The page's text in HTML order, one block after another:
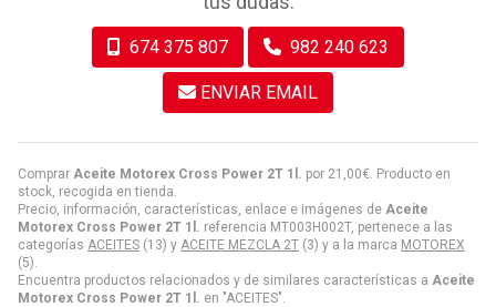
Comprar Aceite Motorex Cross Power 2T 1l. por 21,00€ . Producto en
stock, recogida en tienda.
Precio, información, características, enlace e imágenes de Aceite
Motorex Cross Power 2T 1l. referencia MT003H002T, pertenece a las
categorías ACEITES (13) y ACEITE MEZCLA 2T (3) y a la marca MOTOREX
(5).
Encuentra productos relacionados y de similares características a Aceite
Motorex Cross Power 2T 1l. en "ACEITES".
674 375 807 982 240 623
ENVIAR EMAIL